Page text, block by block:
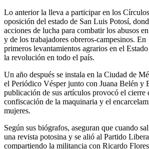
Lo anterior la lleva a participar en los
oposición del estado de San Luis Potosí,
acciones de lucha para combatir los abusos
y de los trabajadores obreros-campesinos. En
primeros levantamientos agrarios en el
la revolución en todo el país.
Un año después se instala en la Ciudad de
el Periódico Vésper junto con Juana Belén y
publicación de sus artículos provocó el cierre
confiscación de la maquinaria y el
mujeres.
Según sus biógrafos, aseguran que cuando
una revista potosina y se alió al Partido
compartiendo la militancia con Ricardo